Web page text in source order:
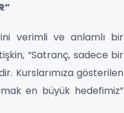
verimli ve anlamlı bir
“Satranç, sadece bir
Kurslarımıza gösterilen
en büyük hedefimiz”